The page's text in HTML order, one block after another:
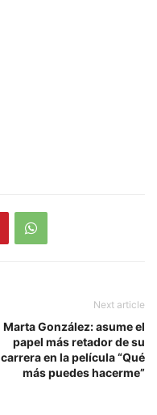
Next article
Marta González: asume el
papel más retador de su
carrera en la película “Qué
más puedes hacerme”